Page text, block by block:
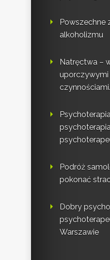
Powszechne
alkoholizmu
Natręctwa –
uporczywymi
czynnościami.
Podróż
pokonać
Dobry
Warszawie